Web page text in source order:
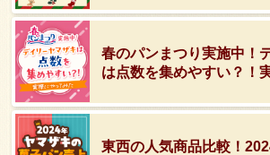
春のパンまつり実施中！
は点数を集めやすい？！
東西の人気商品比較！